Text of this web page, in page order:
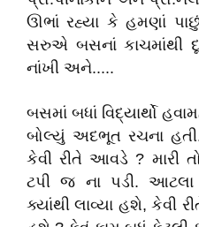
ઊભાં રહ્યા કે હમણાં
સરુએ બસનાં કાચમાંથી
નાંખી અને.....
બસમાં બધાં વિદ્યાર્થો
બોલ્યું અદભૂત રચના
કેવી રીતે આવડે ? મારી
ટપી જ ના પડી. આટલા
ક્યાંથી લાવ્યા હશે, કેવી